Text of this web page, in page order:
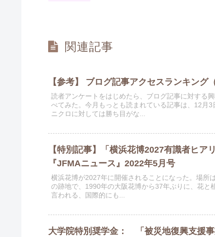
関連記事
【参考】 ブログ記事アクセスランキング
読者アンケートをはじめたら、ブログ記事に対する
べてみた。今月もっとも読まれている記事は、12月
ニクロに対しては勝ち目がな...
【特別記事】「横浜花博2027有識者ヒア
『JFMAニュース』2022年5月号
横浜花博が2027年に開催されることになった。場所
の跡地で、1990年の大阪花博から37年ぶりに、花と
言われる、国際的にも...
大学院特別奨学金： 「被災地復興支援